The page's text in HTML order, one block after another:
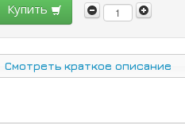
Купить
Смотреть краткое описание